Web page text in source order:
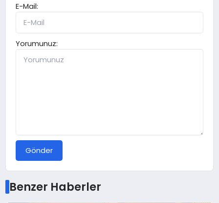
E-Mail:
Yorumunuz:
Gönder
Benzer Haberler